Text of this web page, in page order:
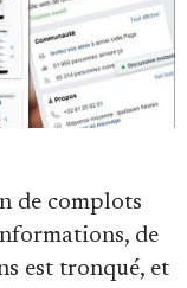
de complots
de
est tronqué, et